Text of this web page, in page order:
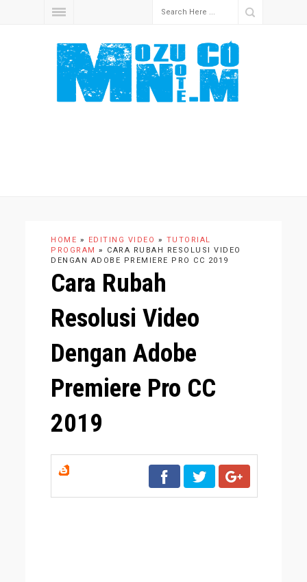
HOME » EDITING VIDEO » TUTORIAL
PROGRAM » CARA RUBAH RESOLUSI VIDEO
DENGAN ADOBE PREMIERE PRO CC 2019
Cara Rubah
Resolusi Video
Dengan Adobe
Premiere Pro CC
2019